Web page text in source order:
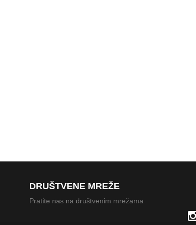
DRUŠTVENE MREŽE
Pratite nas na društvenim mrežama